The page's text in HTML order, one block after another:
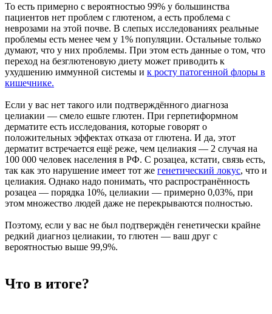
То есть примерно с вероятностью 99% у большинства
пациентов нет проблем с глютеном, а есть проблема с
неврозами на этой почве. В слепых исследованиях реальные
проблемы есть менее чем у 1% популяции. Остальные только
думают, что у них проблемы. При этом есть данные о том, что
переход на безглютеновую диету может приводить к
ухудшению иммунной системы и к росту патогенной флоры в
кишечнике.
Если у вас нет такого или подтверждённого диагноза
целиакии — смело ешьте глютен. При герпетиформном
дерматите есть исследования, которые говорят о
положительных эффектах отказа от глютена. И да, этот
дерматит встречается ещё реже, чем целиакия — 2 случая на
100 000 человек населения в РФ. С розацеа, кстати, связь есть,
так как это нарушение имеет тот же генетический локус, что и
целиакия. Однако надо понимать, что распространённость
розацеа — порядка 10%, целиакии — примерно 0,03%, при
этом множество людей даже не перекрываются полностью.
Поэтому, если у вас не был подтверждён генетически крайне
редкий диагноз целиакии, то глютен — ваш друг с
вероятностью выше 99,9%.
Что в итоге?